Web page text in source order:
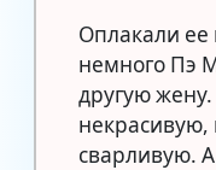
Оплакали ее
немного Пэ
другую
некрасивую,
сварливую.